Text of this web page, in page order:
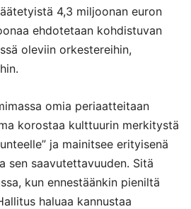
4,3 miljoonan euron
ehdotetaan kohdistuvan
oleviin orkestereihin,
omia periaatteitaan
korostaa kulttuurin merkitystä
ja mainitsee erityisenä
sen saavutettavuuden. Sitä
kun ennestäänkin pieniltä
haluaa kannustaa